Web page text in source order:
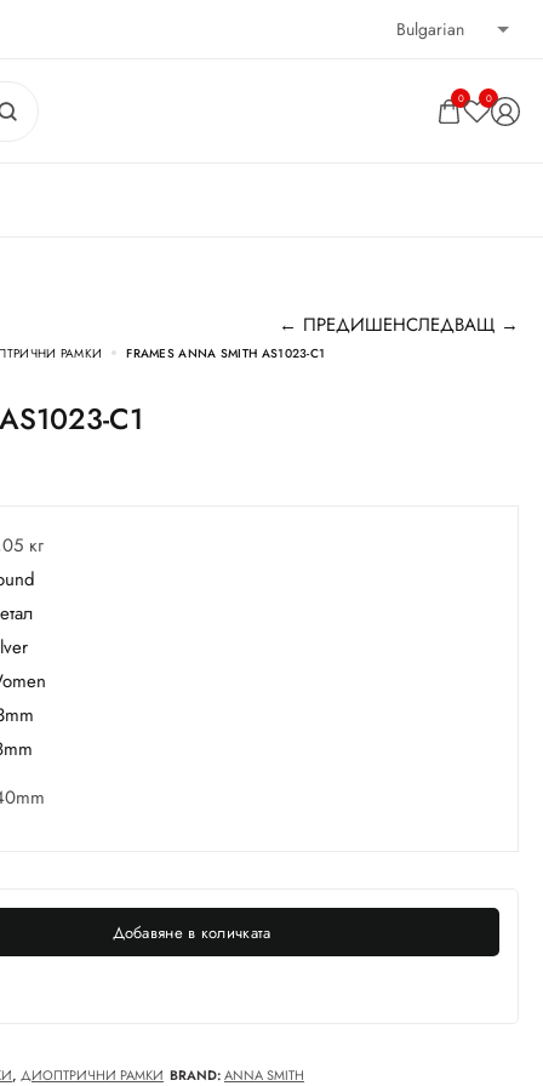
0 0
← ПРЕДИШЕНСЛЕДВАЩ →
РАМКИ FRAMES ANNA SMITH AS1023-C1
C1
кг
Добавяне в количката
, ДИОПТРИЧНИ РАМКИ BRAND:ANNA SMITH